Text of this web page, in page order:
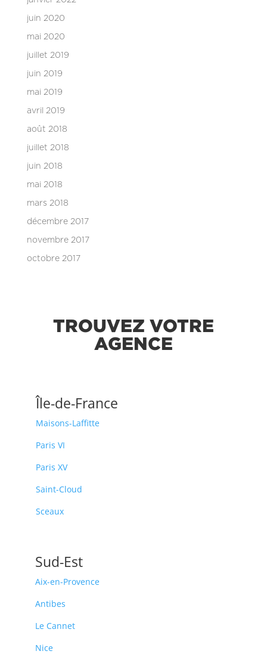
juin 2020
mai 2020
juillet 2019
juin 2019
mai 2019
avril 2019
août 2018
juillet 2018
juin 2018
mai 2018
mars 2018
décembre 2017
novembre 2017
octobre 2017
TROUVEZ VOTRE
AGENCE
Île-de-France
Maisons-Laffitte
Paris VI
Paris XV
Saint-Cloud
Sceaux
Sud-Est
Aix-en-Provence
Antibes
Le Cannet
Nice